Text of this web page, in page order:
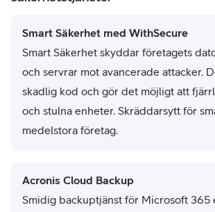
Smart Säkerhet med WithSecure
Smart Säkerhet skyddar företagets
och servrar mot avancerade attacker.
skadlig kod och gör det möjligt att
och stulna enheter. Skräddarsytt för
medelstora företag.
Acronis Cloud Backup
Smidig backuptjänst för Microsoft 365